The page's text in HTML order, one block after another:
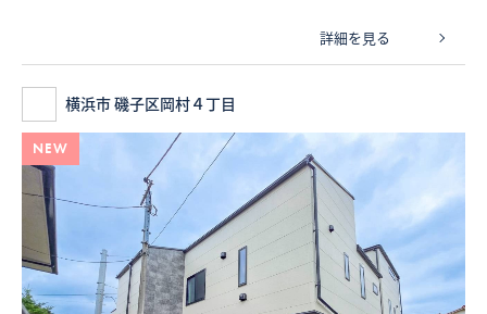
詳細を見る
横浜市 磯子区岡村４丁目
NEW